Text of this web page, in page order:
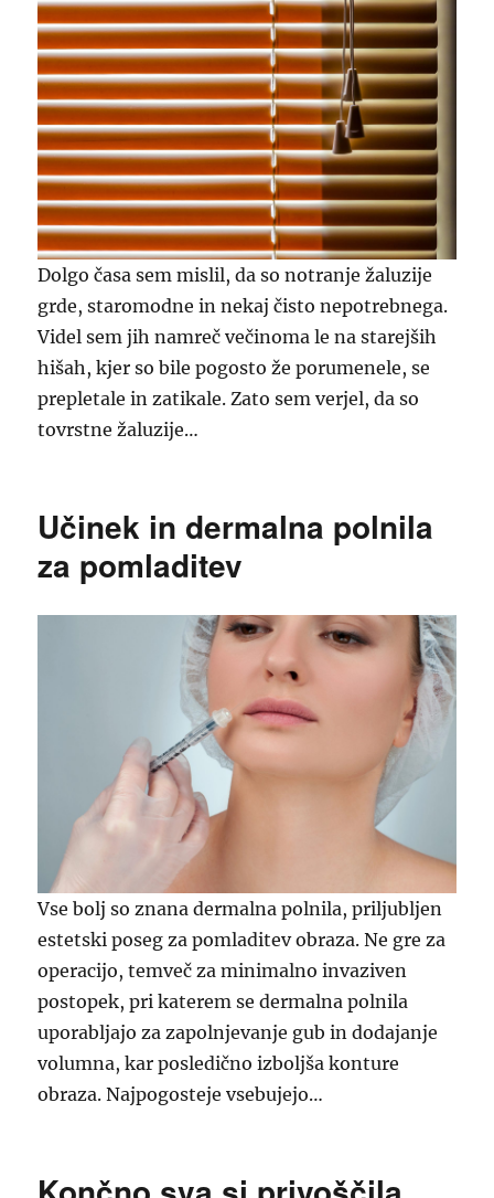
Dolgo časa sem mislil, da so notranje žaluzije
grde, staromodne in nekaj čisto nepotrebnega.
Videl sem jih namreč večinoma le na starejših
hišah, kjer so bile pogosto že porumenele, se
prepletale in zatikale. Zato sem verjel, da so
tovrstne žaluzije…
Učinek in dermalna polnila
za pomladitev
Vse bolj so znana dermalna polnila, priljubljen
estetski poseg za pomladitev obraza. Ne gre za
operacijo, temveč za minimalno invaziven
postopek, pri katerem se dermalna polnila
uporabljajo za zapolnjevanje gub in dodajanje
volumna, kar posledično izboljša konture
obraza. Najpogosteje vsebujejo…